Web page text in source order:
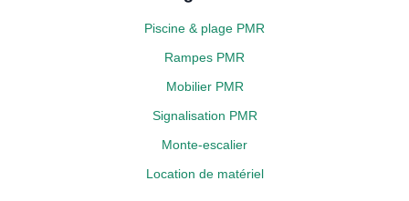
Piscine & plage PMR
Rampes PMR
Mobilier PMR
Signalisation PMR
Monte-escalier
Location de matériel